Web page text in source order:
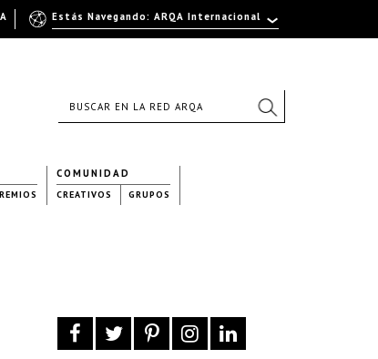
COMUNIDAD
CREATIVOS GRUPOS
Estás Navegando: ARQA Internacional